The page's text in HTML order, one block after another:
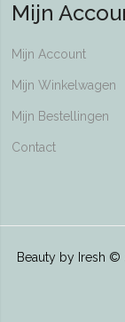
Mijn
Mijn Account
Mijn Winkelwagen
Mijn Bestellingen
Contact
Beauty by Iresh ©